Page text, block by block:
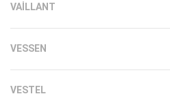
VAILLANT
VESSEN
VESTEL